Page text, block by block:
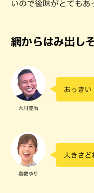
いので後味がとてもあ
網からはみ出し
大川豊治
おっきい
嘉数ゆり
大きさど